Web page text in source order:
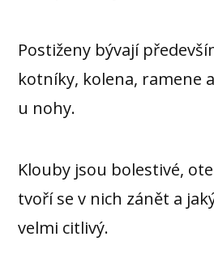
Postiženy bývají
kotníky, kolena, ramene
u nohy.
Klouby jsou bolestivé,
tvoří se v nich zánět a
velmi citlivý.